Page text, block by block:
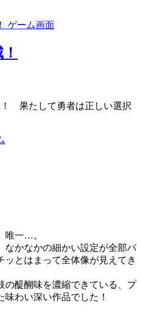
果たして勇者は正しい選択
唯一…。
なかなかの細かい設定が全部パ
ッとはまって全体像が見えてき
の醍醐味を濃縮できている、プ
わい深い作品でした！